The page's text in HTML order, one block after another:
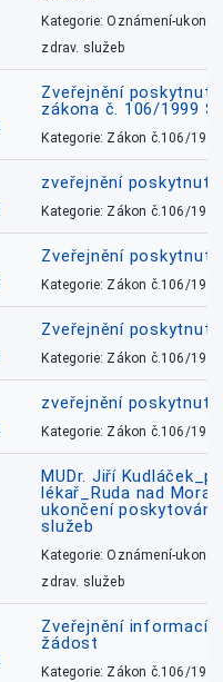
Kategorie: Oznámení-
zdrav. služeb
Zveřejnění
zákona č. 106/1999
Kategorie: Zákon č.106/1999
zveřejnění
Kategorie: Zákon č.106/1999
Zveřejnění
Kategorie: Zákon č.106/1999
Zveřejnění
Kategorie: Zákon č.106/1999
zveřejnění
Kategorie: Zákon č.106/1999
MUDr. Jiří
lékař_Ruda nad
ukončení
služeb
Kategorie: Oznámení-
zdrav. služeb
Zveřejnění informací
žádost
Kategorie: Zákon č.106/1999